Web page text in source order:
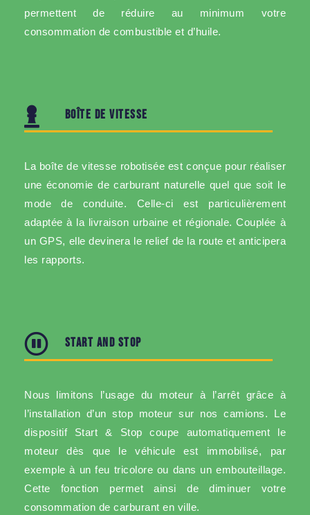
permettent de réduire au minimum votre
consommation de combustible et d’huile.
BOÎTE DE VITESSE
La boîte de vitesse robotisée est conçue pour réaliser
une économie de carburant naturelle quel que soit le
mode de conduite. Celle-ci est particulièrement
adaptée à la livraison urbaine et régionale. Couplée à
un GPS, elle devinera le relief de la route et anticipera
les rapports.
START AND STOP
Nous limitons l’usage du moteur à l’arrêt grâce à
l’installation d’un stop moteur sur nos camions. Le
dispositif Start & Stop coupe automatiquement le
moteur dès que le véhicule est immobilisé, par
exemple à un feu tricolore ou dans un embouteillage.
Cette fonction permet ainsi de diminuer votre
consommation de carburant en ville.